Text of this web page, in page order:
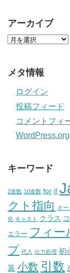
アーカイブ
メタ情報
ログイン
投稿フィード
コメントフィ
WordPress.org
キーワード
2進数 10進数 for if
クト指向
オー
化 キャスト クラス
エラー フィー
プ 代入 出力処理 初
装 小数 引数